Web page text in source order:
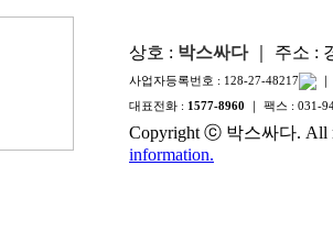
상호 : 박스싸다｜ 주소 :
사업자등록번호 : 128-27-48217
대표전화 : 1577-8960 ｜ 팩스 : 031-
Copyright ⓒ 박스싸다. All
information.